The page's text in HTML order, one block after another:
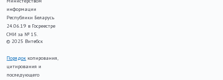
информации
Республики Беларусь
24.06.19 в Госреестре
СМИ за № 15.
© 2025 Витебск
Порядок копирования,
цитирования и
последующего